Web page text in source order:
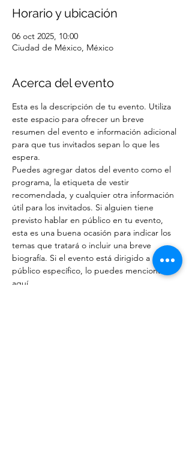
Horario y ubicación
06 oct 2025, 10:00
Ciudad de México, México
Acerca del evento
Esta es la descripción de tu evento. Utiliza
este espacio para ofrecer un breve
resumen del evento e información adicional
para que tus invitados sepan lo que les
espera.
Puedes agregar datos del evento como el
programa, la etiqueta de vestir
recomendada, y cualquier otra información
útil para los invitados. Si alguien tiene
previsto hablar en público en tu evento,
esta es una buena ocasión para indicar los
temas que tratará o incluir una breve
biografía. Si el evento está dirigido a un
público específico, lo puedes mencionar
aquí.